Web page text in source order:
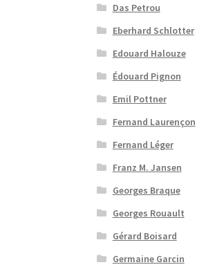
Das Petrou
Eberhard Schlotter
Edouard Halouze
Édouard Pignon
Emil Pottner
Fernand Laurençon
Fernand Léger
Franz M. Jansen
Georges Braque
Georges Rouault
Gérard Boisard
Germaine Garcin